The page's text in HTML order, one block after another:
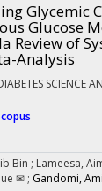
Glycemic
Glucose
Review of
Analysis
SCIENCE
Bin ; Lameesa,
✉ ; Gandomi,